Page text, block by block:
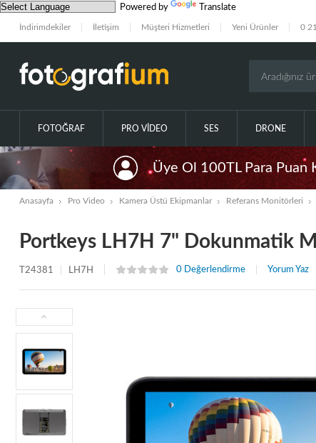
Powered by Translate
İndirimdekiler İletişim Müşteri Hizmetleri Yeni Ürünler 0
FOTOĞRAF PRO VIDEO SES DRONE
Üye Ol 100TL Para Puan
Anasayfa Pro Video Kamera Üstü Ekipmanlar Referans Monitörleri
Portkeys LH7H 7" Dokunmatik
T24381 LH7H 0 Değerlendirme Yorum Yaz